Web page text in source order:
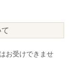
お受けできませ